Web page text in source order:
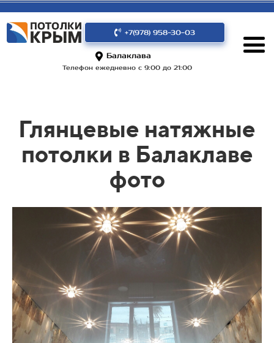
+7(978) 958-30-03
Балаклава
Телефон ежедневно с 9:00 до 21:00
Глянцевые натяжные
потолки в Балаклаве
фото